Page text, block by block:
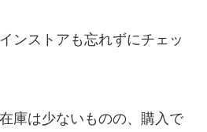
ンストアも忘れずにチェッ
庫は少ないものの、購入で